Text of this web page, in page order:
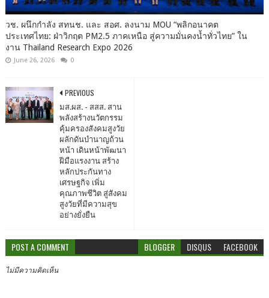
วช. ผนึกกำลัง สทนช. และ สอศ. ลงนาม MOU “พลิกอนาคต
ประเทศไทย: ฝ่าวิกฤต PM2.5 ภาคเหนือ สู่ความมั่นคงน้ำทั่วไทย” ใน
งาน Thailand Research Expo 2026
June 26, 2026 0
PREVIOUS
มส.ผส. - สสส. สาน
พลังสร้างนวัตกรรม
คุ้มครองสังคมสูงวัย
ผลักดันบำนาญถ้วน
หน้า เดินหน้าพัฒนา
ฝีมือแรงงาน สร้าง
หลักประกันทาง
เศรษฐกิจ เพิ่ม
คุณภาพชีวิต สู่สังคม
สูงวัยที่มีความสุข
อย่างยั่งยืน
POST A COMMENT BLOGGER DISQUS FACEBOOK
ไม่มีความคิดเห็น